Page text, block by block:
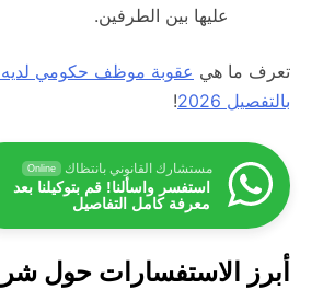
عليها بين الطرفين.
تعرف ما هي عقوبة موظف حكومي
بالتفصيل 2026
!
مستشارك القانوني بانتظاك Online
استفسر واسألنا! قم بتوكيلنا بعد
معرفة كامل التفاصيل
أبرز الاستفسارات حول